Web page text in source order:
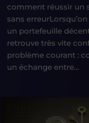
comment réussir un
sans
un portefeuille
retrouve très vite
problème courant :
un échange entre…